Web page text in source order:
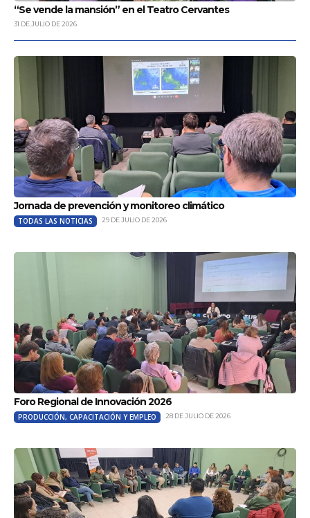
“Se vende la mansión” en el Teatro Cervantes
31 DE JULIO DE 2026
Jornada de prevención y monitoreo climático
TODAS LAS NOTICIAS 29 DE JULIO DE 2026
Foro Regional de Innovación 2026
PRODUCCIÓN, CAPACITACIÓN Y EMPLEO 28 DE JULIO DE 2026